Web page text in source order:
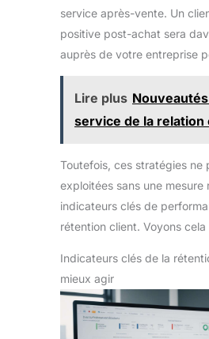
service après-vente. Un
positive post-achat sera
auprès de votre entreprise
Lire plus
service de la relation
Toutefois, ces stratégies ne
exploitées sans une mesure
indicateurs clés de
rétention client. Voyons
Indicateurs clés de la
mieux agir